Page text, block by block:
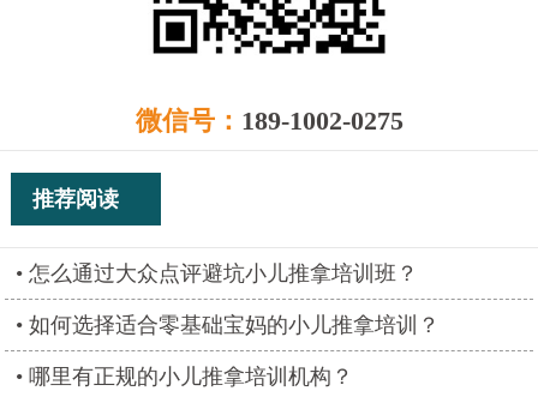
微信号： 189-1002-0275
推荐阅读
怎么通过大众点评避坑小儿推拿培训班？
如何选择适合零基础宝妈的小儿推拿培训？
哪里有正规的小儿推拿培训机构？